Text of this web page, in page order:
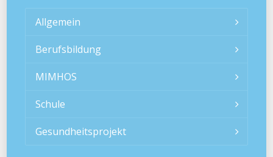
Allgemein
Berufsbildung
MIMHOS
Schule
Gesundheitsprojekt